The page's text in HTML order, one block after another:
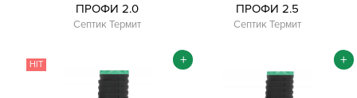
ПРОФИ 2.0
Септик Термит
ПРОФИ 2.5
Септик Термит
HIT + +